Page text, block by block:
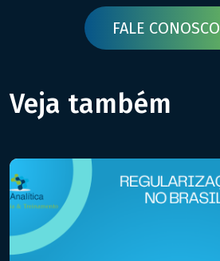
FALE CONOSCO
Veja também